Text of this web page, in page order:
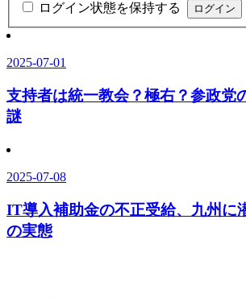
ログイン状態を保持する
2025-07-01
支持者は統一教会？極右？参政党
謎
2025-07-08
IT導入補助金の不正受給、九州に
の実態